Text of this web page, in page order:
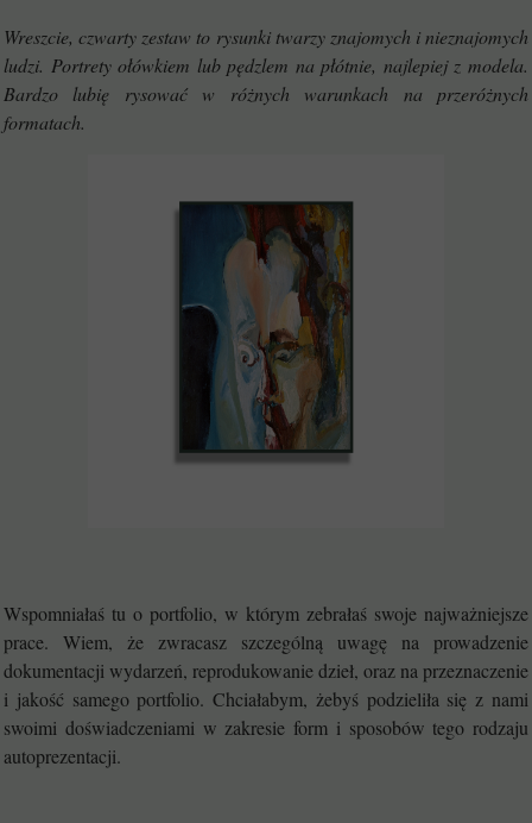
Wreszcie, czwarty zestaw to rysunki twarzy znajomych i nieznajomych
ludzi. Portrety ołówkiem lub pędzlem na płótnie, najlepiej z modela.
Bardzo lubię rysować w różnych warunkach na przeróżnych
formatach.
Wspomniałaś tu o portfolio, w którym zebrałaś swoje najważniejsze
prace. Wiem, że zwracasz szczególną uwagę na prowadzenie
dokumentacji wydarzeń, reprodukowanie dzieł, oraz na przeznaczenie
i jakość samego portfolio. Chciałabym, żebyś podzieliła się z nami
swoimi doświadczeniami w zakresie form i sposobów tego rodzaju
autoprezentacji.